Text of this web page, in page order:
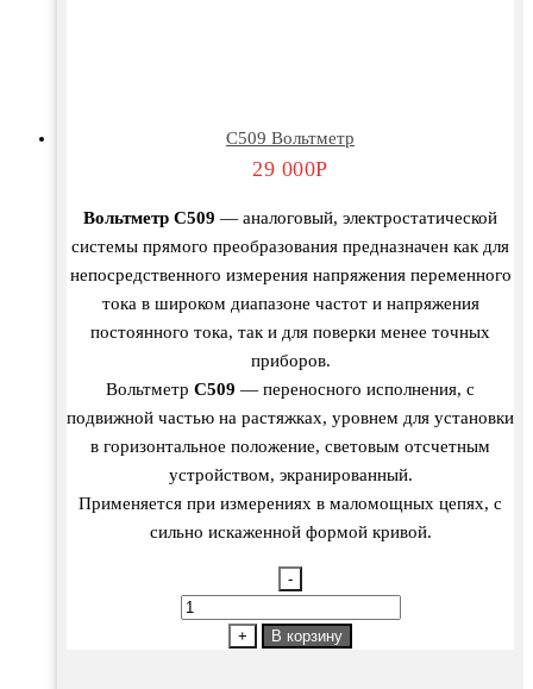
С509 Вольтметр
29 000Р
Вольтметр С509 — аналоговый, электростатической
системы прямого преобразования предназначен как для
непосредственного измерения напряжения переменного
тока в широком диапазоне частот и напряжения
постоянного тока, так и для поверки менее точных
приборов.
Вольтметр С509 — переносного исполнения, с
подвижной частью на растяжках, уровнем для установки
в горизонтальное положение, световым отсчетным
устройством, экранированный.
Применяется при измерениях в маломощных цепях, с
сильно искаженной формой кривой.
-
Количество
+ В корзину